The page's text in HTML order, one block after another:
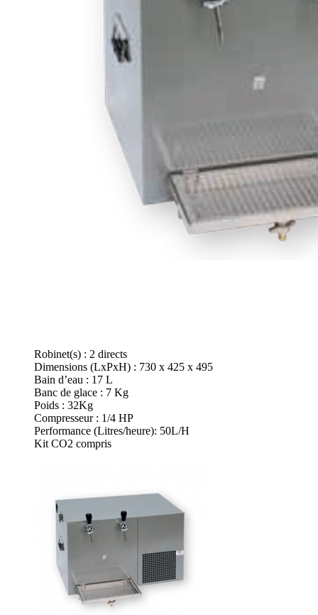
Robinet(s) : 2 directs
Dimensions (LxPxH) : 730 x 425 x 495
Bain d’eau : 17 L
Banc de glace : 7 Kg
Poids : 32Kg
Compresseur : 1/4 HP
Performance (Litres/heure): 50L/H
Kit CO2 compris